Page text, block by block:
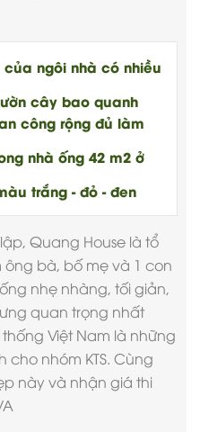
ngôi nhà có nhiều
cây bao quanh
công rộng đủ làm
nhà ống 42 m2 ở
trắng - đỏ - đen
Quang House là tổ
bà, bố mẹ và 1 con
nhẹ nhàng, tối giản,
quan trọng nhất
Việt Nam là những
nhóm KTS. Cùng
này và nhận giá thi